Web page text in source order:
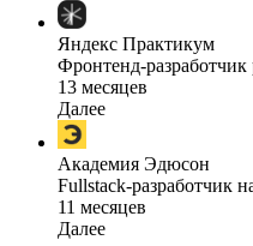
Яндекс Практикум
Фронтенд-
13 месяцев
Далее
Академия Эдюсон
Fullstack-разработчик
11 месяцев
Далее